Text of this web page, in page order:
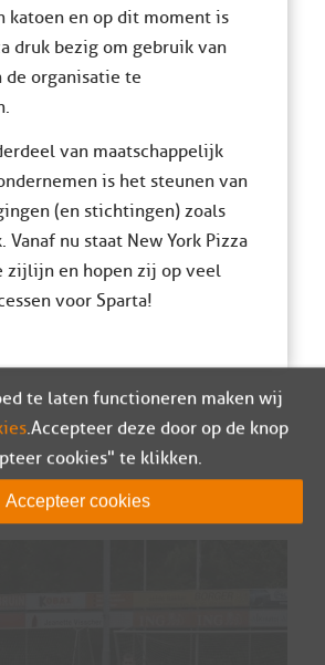
katoen en op dit moment is
druk bezig om gebruik van
de organisatie te
van maatschappelijk
is het steunen van
(en stichtingen) zoals
Vanaf nu staat New York Pizza
zijlijn en hopen zij op veel
voor Sparta!
te laten functioneren maken wij
. Accepteer deze door op de knop
cookies" te klikken.
Accepteer cookies